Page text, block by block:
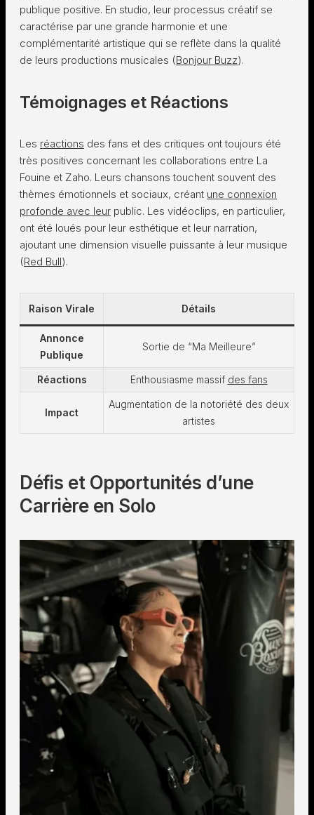
publique positive. En studio, leur processus créatif se
caractérise par une grande harmonie et une
complémentarité artistique qui se reflète dans la qualité
de leurs productions musicales​ (Bonjour Buzz)​.
Témoignages et Réactions
Les réactions des fans et des critiques ont toujours été
très positives concernant les collaborations entre La
Fouine et Zaho. Leurs chansons touchent souvent des
thèmes émotionnels et sociaux, créant une connexion
profonde avec leur public. Les vidéoclips, en particulier,
ont été loués pour leur esthétique et leur narration,
ajoutant une dimension visuelle puissante à leur musique​
(Red Bull)​.
Raison Virale Détails
Annonce
Publique
Sortie de “Ma Meilleure”
Réactions Enthousiasme massif des fans
Impact
Augmentation de la notoriété des deux
artistes
Défis et Opportunités d’une
Carrière en Solo